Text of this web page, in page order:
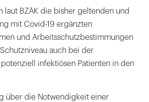
laut BZÄK die bisher geltenden und
mit Covid-19 ergänzten
und Arbeitsschutzbestimmungen
auch bei der
infektiösen Patienten in den
über die Notwendigkeit einer